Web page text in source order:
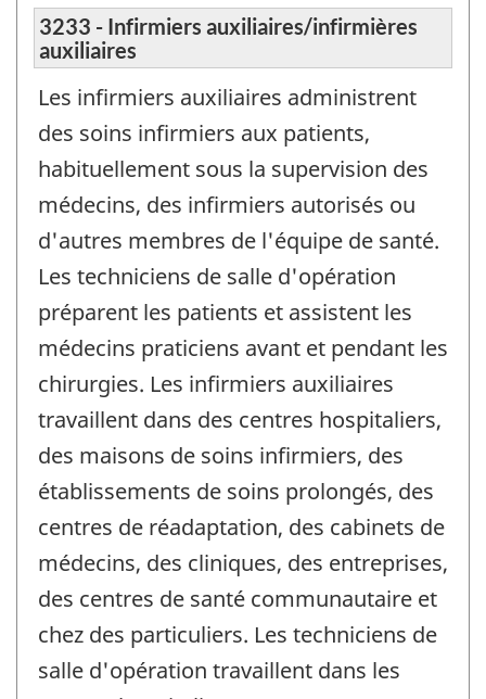
3233 - Infirmiers auxiliaires/infirmières
auxiliaires
Les infirmiers auxiliaires administrent
des soins infirmiers aux patients,
habituellement sous la supervision des
médecins, des infirmiers autorisés ou
d'autres membres de l'équipe de santé.
Les techniciens de salle d'opération
préparent les patients et assistent les
médecins praticiens avant et pendant les
chirurgies. Les infirmiers auxiliaires
travaillent dans des centres hospitaliers,
des maisons de soins infirmiers, des
établissements de soins prolongés, des
centres de réadaptation, des cabinets de
médecins, des cliniques, des entreprises,
des centres de santé communautaire et
chez des particuliers. Les techniciens de
salle d'opération travaillent dans les